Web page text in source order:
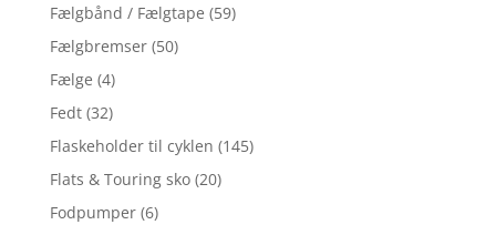
Fælgbånd / Fælgtape (59)
Fælgbremser (50)
Fælge (4)
Fedt (32)
Flaskeholder til cyklen (145)
Flats & Touring sko (20)
Fodpumper (6)